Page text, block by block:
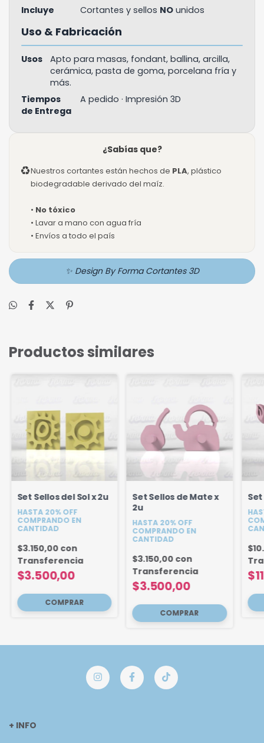
Incluye
Cortantes y sellos NO unidos
Uso & Fabricación
Usos
Apto para masas, fondant, ballina, arcilla,
cerámica, pasta de goma, porcelana fría y
más.
Tiempos
de Entrega
A pedido · Impresión 3D
¿Sabías que?
♻Nuestros cortantes están hechos de PLA, plástico
biodegradable derivado del maíz.
• No tóxico
• Lavar a mano con agua fría
• Envíos a todo el país
✨ Design By Forma Cortantes 3D
Productos similares
Set Sellos del Sol x 2u
HASTA 20% OFF
COMPRANDO EN
CANTIDAD
$3.500,00
$3.150,00 con
Transferencia
Set Sellos de Mate x
2u
HASTA 20% OFF
COMPRANDO EN
CANTIDAD
$3.500,00
$3.150,00 con
Transferencia
Set
+ INFO